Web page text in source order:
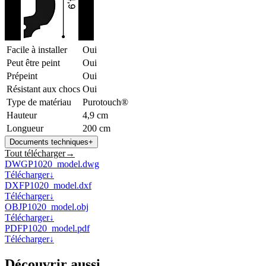
Facile à installer
Oui
Peut être peint
Oui
Prépeint
Oui
Résistant aux chocs Oui
Type de matériau
Purotouch®
Hauteur
4,9 cm
Longueur
200 cm
Documents techniques+
Tout télécharger→
DWGP1020_model.dwg
Télécharger↓
DXFP1020_model.dxf
Télécharger↓
OBJP1020_model.obj
Télécharger↓
PDFP1020_model.pdf
Télécharger↓